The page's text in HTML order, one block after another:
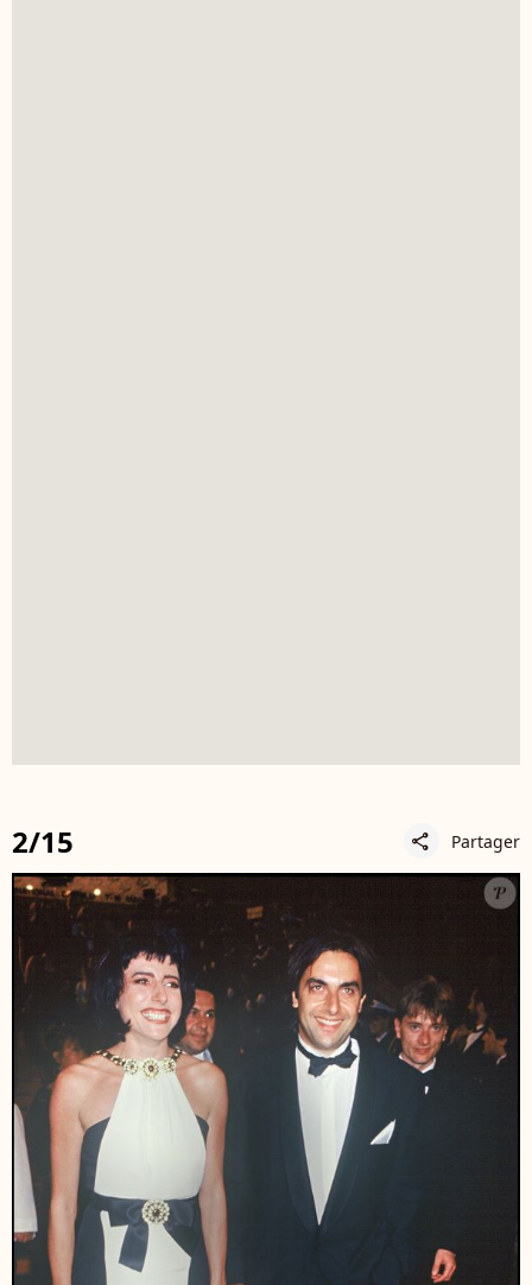
2/15 share Partager